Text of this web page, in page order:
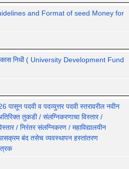
and Format of seed Money for
निधी ( University Development Fund
पासून पदवी व पदव्युत्तर पदवी स्तरावरील नवीन
तुकडी / संलग्निकरणाचा विस्तार /
/ निरंतर संलग्निकरण / महाविद्यालयीन
बंद तसेच व्यवस्थापन हस्तांतरण